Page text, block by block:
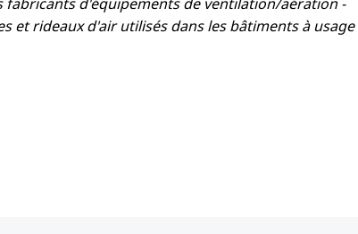
et rideaux d'air utilisés dans les bâtiments à usage